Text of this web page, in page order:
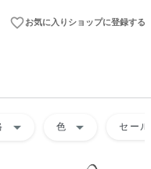
favorite_borderお気に入りショップに登録する
arrow_drop_down 色 arrow_drop_down セール